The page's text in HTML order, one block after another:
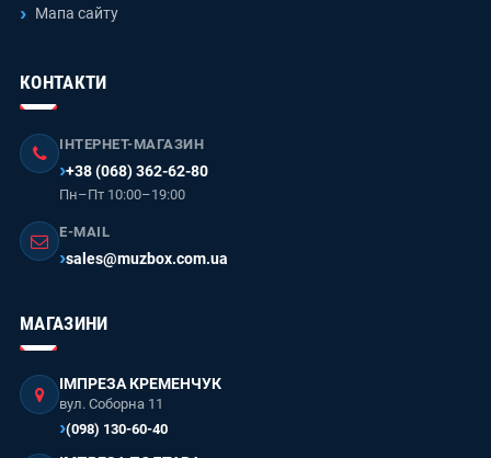
Мапа сайту
КОНТАКТИ
ІНТЕРНЕТ-МАГАЗИН
+38 (068) 362-62-80
Пн–Пт 10:00–19:00
E-MAIL
sales@muzbox.com.ua
МАГАЗИНИ
ІМПРЕЗА КРЕМЕНЧУК
вул. Соборна 11
(098) 130-60-40